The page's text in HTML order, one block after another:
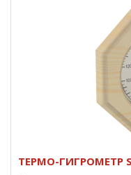
ТЕРМО-ГИГРОМЕТР